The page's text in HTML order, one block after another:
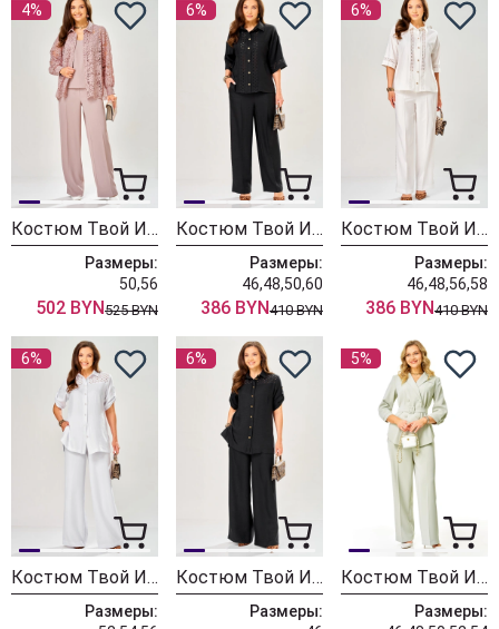
4%
Костюм Твой Имидж 2418 пудровый
Размеры:
50,56
502 BYN525 BYN
6%
Костюм Твой Имидж 2436 черный
Размеры:
46,48,50,60
386 BYN410 BYN
6%
Костюм Твой Имидж 2435 молочный
Размеры:
46,48,56,58
386 BYN410 BYN
6%
Костюм Твой Имидж 2427 белый
Размеры:
6%
Костюм Твой Имидж 2426 черный
Размеры:
5%
Костюм Твой Имидж 2406 светлый шалфей
Размеры: